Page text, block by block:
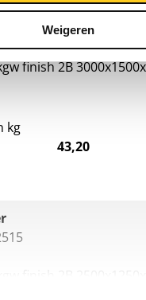
Weigeren
finish 2B
kg
43,20